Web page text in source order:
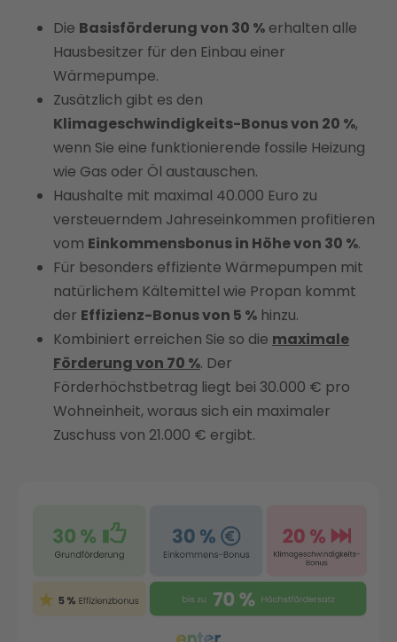
Die Basisförderung von 30 % erhalten alle
Hausbesitzer für den Einbau einer
Wärmepumpe.
Zusätzlich gibt es den
Klimageschwindigkeits-Bonus von 20 %,
wenn Sie eine funktionierende fossile Heizung
wie Gas oder Öl austauschen.
Haushalte mit maximal 40.000 Euro zu
versteuerndem Jahreseinkommen profitieren
vom Einkommensbonus in Höhe von 30 %.
Für besonders effiziente Wärmepumpen mit
natürlichem Kältemittel wie Propan kommt
der Effizienz-Bonus von 5 % hinzu.
Kombiniert erreichen Sie so die maximale
Förderung von 70 %. Der
Förderhöchstbetrag liegt bei 30.000 € pro
Wohneinheit, woraus sich ein maximaler
Zuschuss von 21.000 € ergibt.